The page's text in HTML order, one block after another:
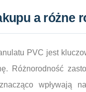
a różne
PVC jest
Różnorodność
wpływają